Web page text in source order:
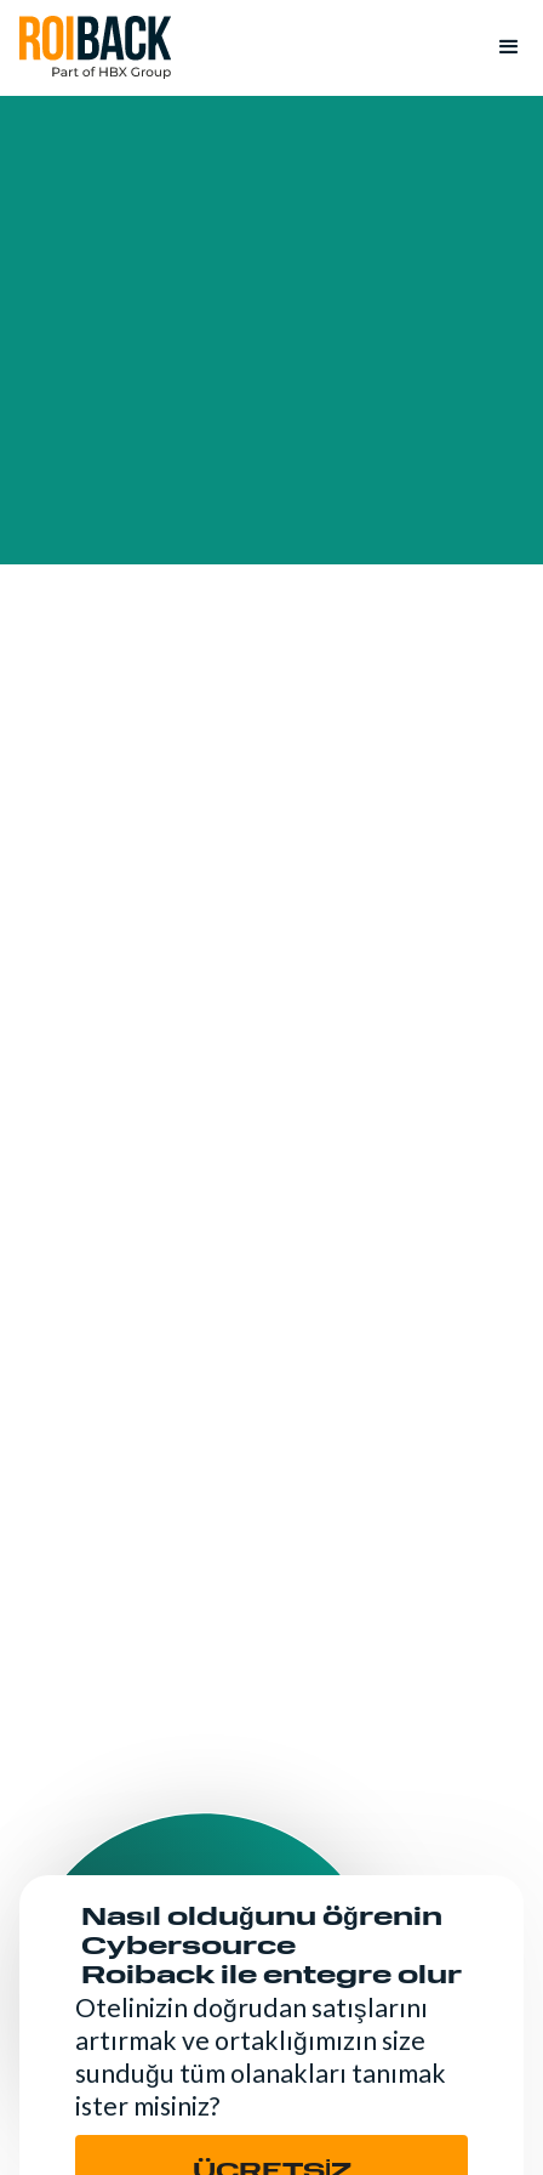
Nasıl olduğunu öğrenin
Cybersource
Roiback ile entegre olur
Otelinizin doğrudan satışlarını
artırmak ve ortaklığımızın size
sunduğu tüm olanakları tanımak
ister misiniz?